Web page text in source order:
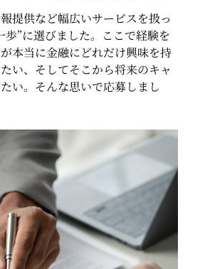
提供など幅広いサービスを扱っ
歩”に選びました。ここで経験を
本当に金融にどれだけ興味を持
い、そしてそこから将来のキャ
い。そんな思いで応募しまし